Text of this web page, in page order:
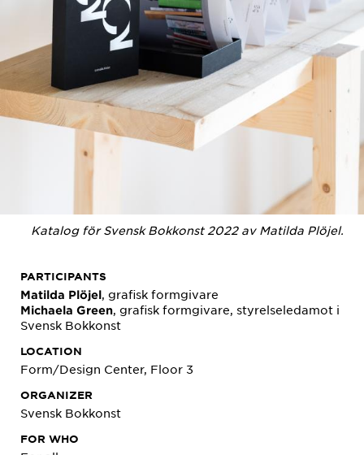
Katalog för Svensk Bokkonst 2022 av Matilda Plöjel.
PARTICIPANTS
Matilda Plöjel, grafisk formgivare
Michaela Green, grafisk formgivare, styrelseledamot i
Svensk Bokkonst
LOCATION
Form/Design Center, Floor 3
ORGANIZER
Svensk Bokkonst
FOR WHO